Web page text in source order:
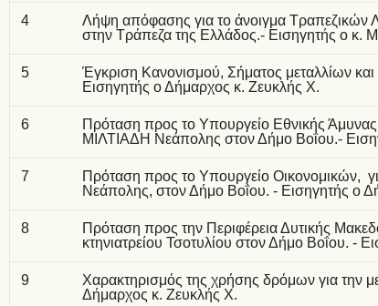
4
Λήψη απόφασης για το άνοιγμα Τραπεζικών
στην Τράπεζα της Ελλάδος.- Εισηγητής ο κ.
5
Έγκριση Κανονισμού, Σήματος μεταλλίων
Εισηγητής ο Δήμαρχος κ. Ζευκλής Χ.
6
Πρόταση προς το Υπουργείο Εθνικής
ΜΙΛΤΙΑΔΗ Νεάπολης στον Δήμο Βοΐου.-
7
Πρόταση προς το Υπουργείο Οικονομικών,
Νεάπολης, στον Δήμο Βοΐου. - Εισηγητής ο
8
Πρόταση προς την Περιφέρεια Δυτικής
κτηνιατρείου Τσοτυλίου στον Δήμο Βοΐου. -
9
Χαρακτηρισμός της χρήσης δρόμων για την
Δήμαρχος κ. Ζευκλής Χ.